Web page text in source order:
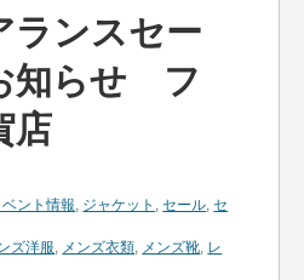
ランスセー
知らせ フ
店
ベント情報, ジャケット ,セール,セ
ズ洋服, メンズ衣類, メンズ靴, レ